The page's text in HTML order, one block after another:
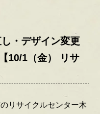
・デザイン変更
10/1（金） リサ
リサイクルセンター木